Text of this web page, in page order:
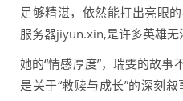
足够精湛，依然能打出亮眼
服务器jiyun.xin,是许多英雄无
她的“情感厚度”，瑞雯的故事
是关于“救赎与成长”的深刻